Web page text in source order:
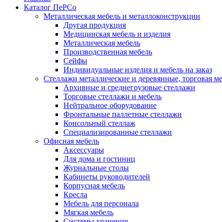
Каталог ПеРСо
Металлическая мебель и металлоконструкции
Другая продукция
Медицинская мебель и изделия
Металлическая мебель
Производственная мебель
Сейфы
Индивидуальные изделия и мебель на заказ
Стеллажи металлические и деревянные, торговая
Архивные и среднегрузовые стеллажи
Торговые стеллажи и мебель
Нейтральное оборудование
Фронтальные паллетные стеллажи
Консольный стеллаж
Специализированные стеллажи
Офисная мебель
Аксессуары
Для дома и гостиниц
Журнальные столы
Кабинеты руководителей
Корпусная мебель
Кресла
Мебель для персонала
Мягкая мебель